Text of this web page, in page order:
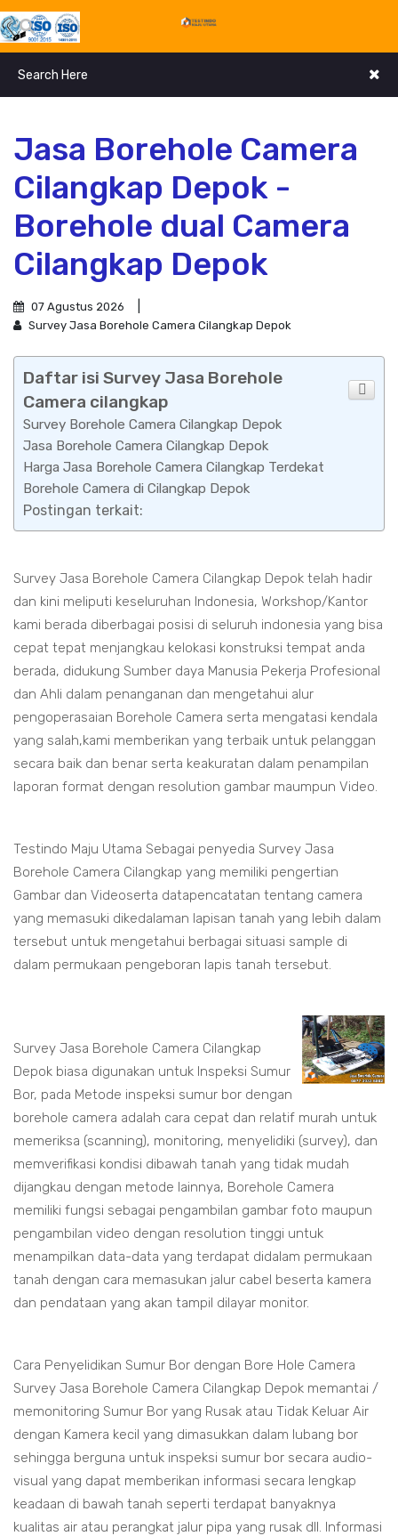
Jasa Borehole Camera
Cilangkap Depok -
Borehole dual Camera
Cilangkap Depok
07 Agustus 2026
Survey Jasa Borehole Camera Cilangkap Depok
Daftar isi Survey Jasa Borehole
Camera cilangkap
Survey Borehole Camera Cilangkap Depok
Jasa Borehole Camera Cilangkap Depok
Harga Jasa Borehole Camera Cilangkap Terdekat
Borehole Camera di Cilangkap Depok
Postingan terkait:
Survey Jasa Borehole Camera Cilangkap Depok telah hadir
dan kini meliputi keseluruhan Indonesia, Workshop/Kantor
kami berada diberbagai posisi di seluruh indonesia yang bisa
cepat tepat menjangkau kelokasi konstruksi tempat anda
berada, didukung Sumber daya Manusia Pekerja Profesional
dan Ahli dalam penanganan dan mengetahui alur
pengoperasaian Borehole Camera serta mengatasi kendala
yang salah,kami memberikan yang terbaik untuk pelanggan
secara baik dan benar serta keakuratan dalam penampilan
laporan format dengan resolution gambar maumpun Video.
Testindo Maju Utama Sebagai penyedia Survey Jasa
Borehole Camera Cilangkap yang memiliki pengertian
Gambar dan Videoserta datapencatatan tentang camera
yang memasuki dikedalaman lapisan tanah yang lebih dalam
tersebut untuk mengetahui berbagai situasi sample di
dalam permukaan pengeboran lapis tanah tersebut.
Survey Jasa Borehole Camera Cilangkap
Depok biasa digunakan untuk Inspeksi Sumur
Bor, pada Metode inspeksi sumur bor dengan
borehole camera adalah cara cepat dan relatif murah untuk
memeriksa (scanning), monitoring, menyelidiki (survey), dan
memverifikasi kondisi dibawah tanah yang tidak mudah
dijangkau dengan metode lainnya, Borehole Camera
memiliki fungsi sebagai pengambilan gambar foto maupun
pengambilan video dengan resolution tinggi untuk
menampilkan data-data yang terdapat didalam permukaan
tanah dengan cara memasukan jalur cabel beserta kamera
dan pendataan yang akan tampil dilayar monitor.
Cara Penyelidikan Sumur Bor dengan Bore Hole Camera
Survey Jasa Borehole Camera Cilangkap Depok memantai /
memonitoring Sumur Bor yang Rusak atau Tidak Keluar Air
dengan Kamera kecil yang dimasukkan dalam lubang bor
sehingga berguna untuk inspeksi sumur bor secara audio-
visual yang dapat memberikan informasi secara lengkap
keadaan di bawah tanah seperti terdapat banyaknya
kualitas air atau perangkat jalur pipa yang rusak dll. Informasi